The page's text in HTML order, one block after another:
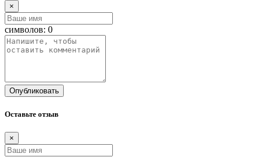
×
символов: 0
Опубликовать
Оставьте отзыв
×